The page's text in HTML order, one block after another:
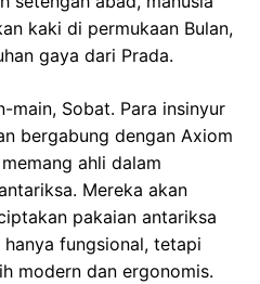
kaki di permukaan Bulan,
gaya dari Prada.
main, Sobat. Para insinyur
bergabung dengan Axiom
ahli dalam
Mereka akan
pakaian antariksa
fungsional, tetapi
modern dan ergonomis.